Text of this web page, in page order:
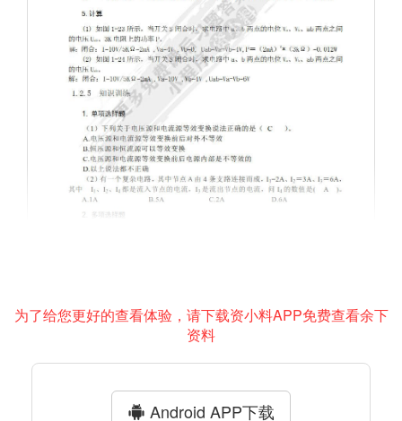
为了给您更好的查看体验，请下载资小料APP免费查看余下
资料
Android APP下载